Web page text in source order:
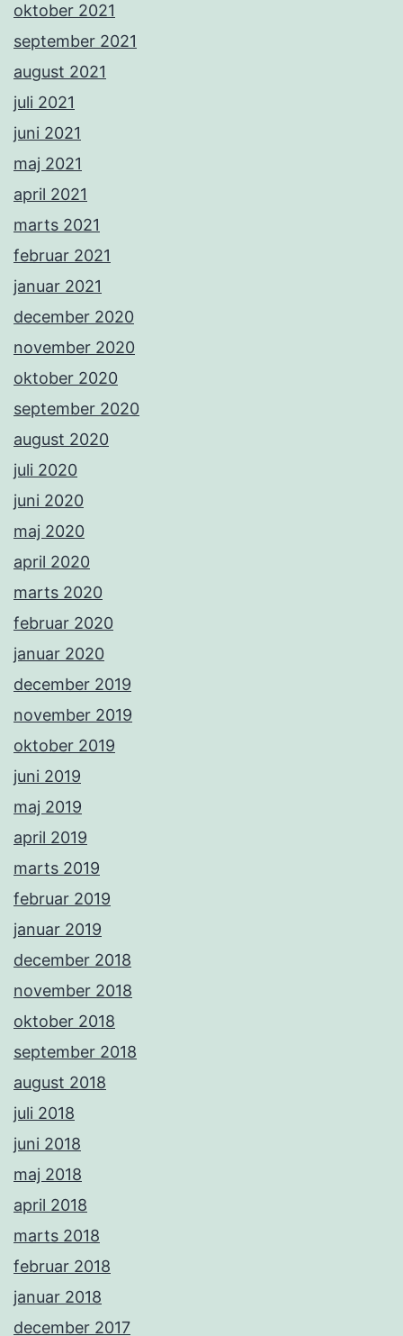
oktober 2021
september 2021
august 2021
juli 2021
juni 2021
maj 2021
april 2021
marts 2021
februar 2021
januar 2021
december 2020
november 2020
oktober 2020
september 2020
august 2020
juli 2020
juni 2020
maj 2020
april 2020
marts 2020
februar 2020
januar 2020
december 2019
november 2019
oktober 2019
juni 2019
maj 2019
april 2019
marts 2019
februar 2019
januar 2019
december 2018
november 2018
oktober 2018
september 2018
august 2018
juli 2018
juni 2018
maj 2018
april 2018
marts 2018
februar 2018
januar 2018
december 2017